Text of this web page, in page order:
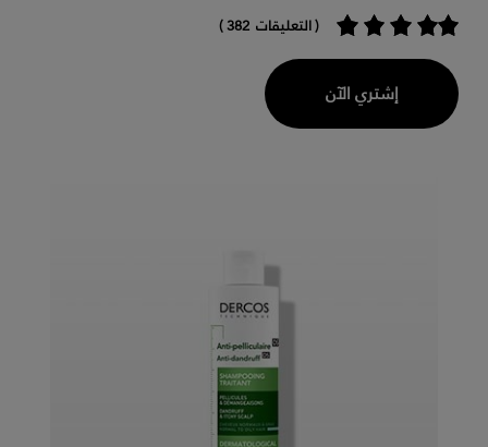
( التعليقات 382 )
إشتري الآن